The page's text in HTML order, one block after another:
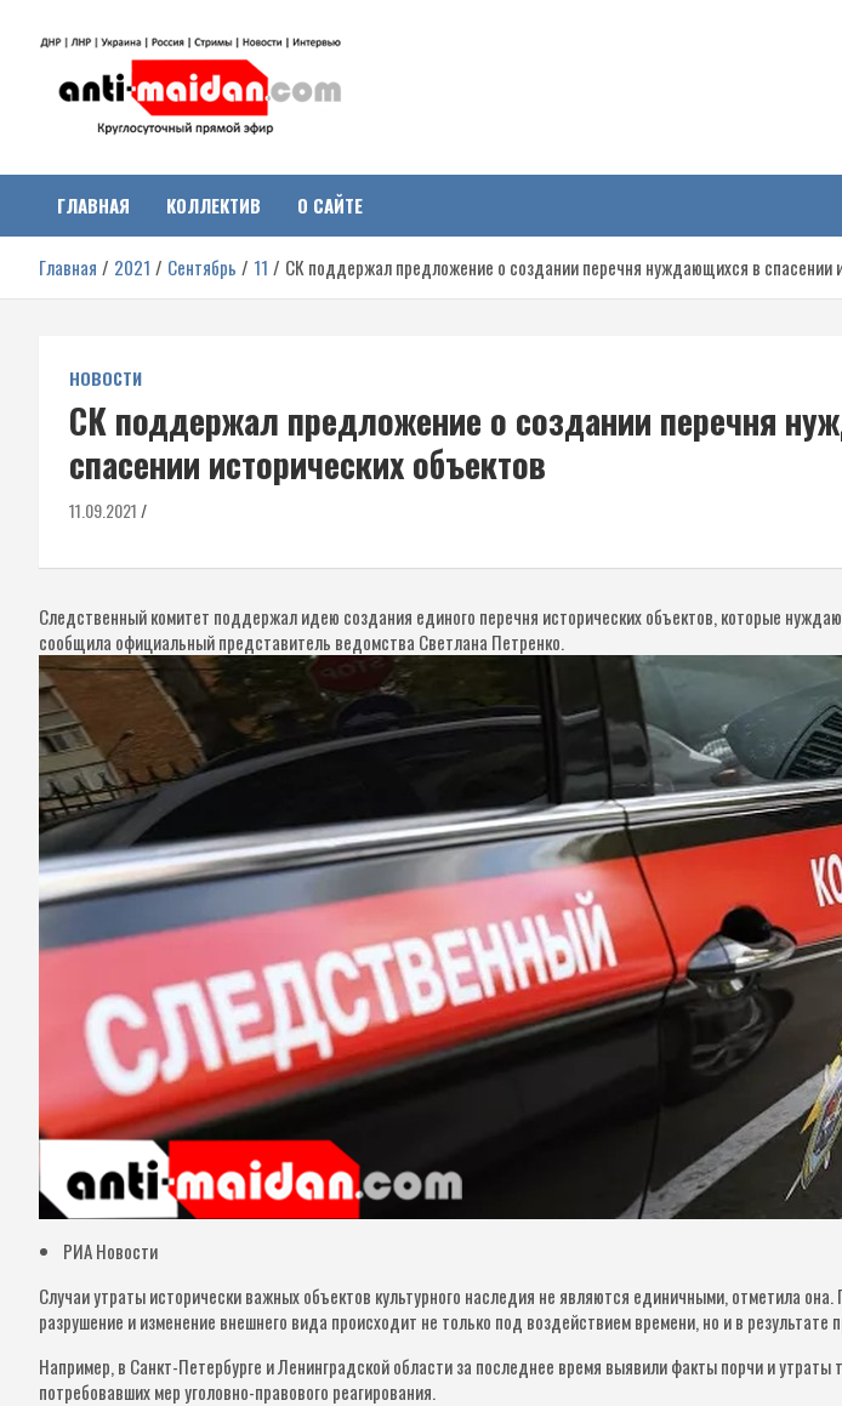
Антимайдан:
Гражданская война на
Украине
о гражданской войне на Украине, включая события в Новороссии,
ДНР, ЛНР и других регионах.
ГЛАВНАЯ КОЛЛЕКТИВ О САЙТЕ
Главная 2021 Сентябрь 11 СК поддержал предложение о создании перечня нуждающихся в спасении
НОВОСТИ
СК поддержал предложение о создании перечня
спасении исторических объектов
11.09.2021
Следственный комитет поддержал идею создания единого перечня исторических объектов, которые
сообщила официальный представитель ведомства Светлана Петренко.
РИА Новости
Случаи утраты исторически важных объектов культурного наследия не являются единичными, отметила
разрушение и изменение внешнего вида происходит не только под воздействием времени, но и в результате
Например, в Санкт-Петербурге и Ленинградской области за последнее время выявили факты порчи и утраты
потребовавших мер уголовно-правового реагирования.